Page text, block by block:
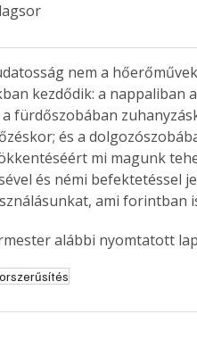
az
Old
új,
egyedi
vagy
Bárhol,
élve
Együtt jobban
Bővebb
Együtt jobban
könyvek tetszőleges
párosítással
áron, 0 Ft
megrendelhetők!
kezdődik: a nappaliban
fürdőszobában
és a
mi magunk
és némi befektetéssel
ami forintban
alábbi nyomtatott